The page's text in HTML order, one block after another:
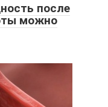
после
можно